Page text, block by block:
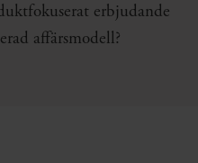
erbjudande
affärsmodell?